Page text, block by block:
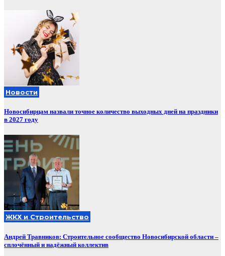
Новости
Новосибирцам назвали точное количество выходных дней на праздники
в 2027 году
ЖКХ и Строительство
Андрей Травников: Строительное сообщество Новосибирской области –
сплочённый и надёжный коллектив